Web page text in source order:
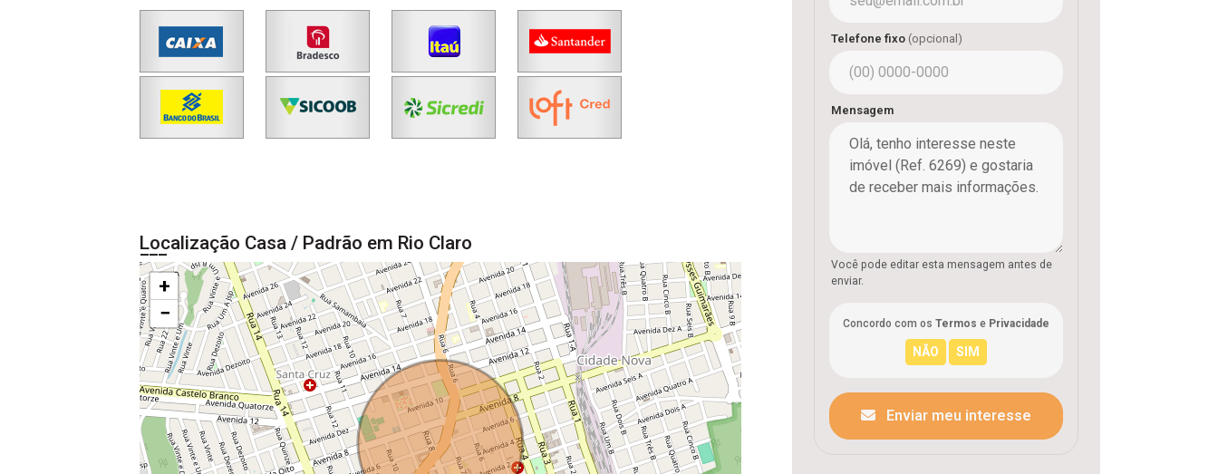
Localização Casa / Padrão em Rio Claro
+
−
Telefone fixo (opcional)
Mensagem
Você pode editar esta mensagem antes de
enviar.
Concordo com os Termos e Privacidade
Enviar meu interesse